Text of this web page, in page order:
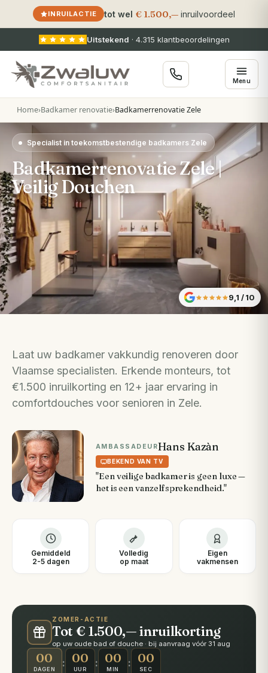
INRUILACTIE tot wel € 1.500,— inruilvoordeel
Uitstekend · 4.315 klantbeoordelingen
Menu
Home›Badkamer renovatie›Badkamerrenovatie Zele
Specialist in toekomstbestendige badkamers Zele
Badkamerrenovatie Zele |
Veilig Douchen
9,1 / 10
Laat uw badkamer vakkundig renoveren door
Vlaamse specialisten. Erkende monteurs, tot
€1.500 inruilkorting en 12+ jaar ervaring in
comfortdouches voor senioren in Zele.
AMBASSADEURHans Kazàn
BEKEND VAN TV
"Een veilige badkamer is geen luxe —
het is een vanzelfsprekendheid."
Gemiddeld
2-5 dagen
Volledig
op maat
Eigen
vakmensen
ZOMER-ACTIE
Tot € 1.500,— inruilkorting
op uw oude bad of douche · bij aanvraag vóór 31 aug
00
DAGEN
: 00
UUR
: 00
MIN
: 00
SEC